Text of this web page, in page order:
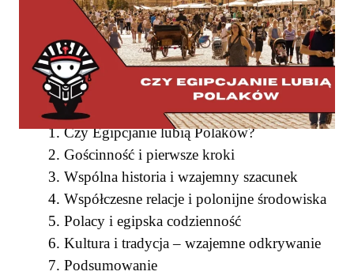
SPIS TREŚCI
Czy Egipcjanie lubią Polaków?
Gościnność i pierwsze kroki
Wspólna historia i wzajemny szacunek
Współczesne relacje i polonijne środowiska
Polacy i egipska codzienność
Kultura i tradycja – wzajemne odkrywanie
Podsumowanie